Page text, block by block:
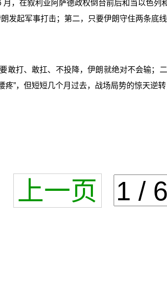
，在叙利亚阿萨德政权倒台前后和当以色
发起军事打击；第二，只要伊朗守住两条底线
敢打、敢扛、不投降，伊朗就绝对不会输
疼”，但短短几个月过去，战场局势的惊天逆
上一页